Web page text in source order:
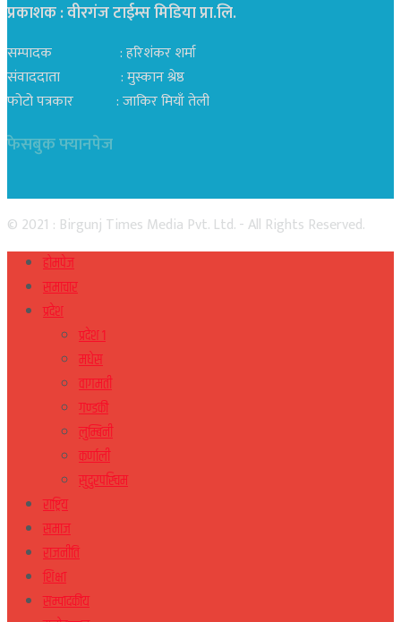
प्रकाशक : वीरगंज टाईम्स मिडिया प्रा‍.लि.
सम्पादक : हरिशंकर शर्मा
संवाददाता : मुस्कान श्रेष्ठ
फोटो पत्रकार : जाकिर मियाँ तेली
फेसबुक फ्यानपेज
© 2021 : Birgunj Times Media Pvt. Ltd. - All Rights Reserved.
होमपेज
समाचार
प्रदेश
प्रदेश १
मधेस
वागमती
गण्डकी
लुम्बिनी
कर्णाली
सुदुरपस्चिम
राष्ट्रिय
समाज
राजनीति
शिक्षा
सम्पादकीय